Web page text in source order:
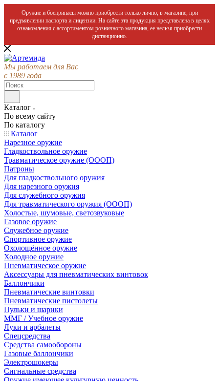
Оружие и боеприпасы можно приобрести только лично, в магазине, при
предъявлении паспорта и лицензии. На сайте эта продукция представлена в целях
ознакомления с ассортиментом розничного магазина, ее нельзя приобрести
дистанционно.
Мы работаем для Вас
с 1989 года
Каталог
По всему сайту
По каталогу
Каталог
Нарезное оружие
Гладкоствольное оружие
Травматическое оружие (ОООП)
Патроны
Для гладкоствольного оружия
Для нарезного оружия
Для служебного оружия
Для травматического оружия (ОООП)
Холостые, шумовые, светозвуковые
Газовое оружие
Служебное оружие
Спортивное оружие
Охолощённое оружие
Холодное оружие
Пневматическое оружие
Аксессуары для пневматических винтовок
Баллончики
Пневматические винтовки
Пневматические пистолеты
Пульки и шарики
ММГ / Учебное оружие
Луки и арбалеты
Спецсредства
Средства самообороны
Газовые баллончики
Электрошокеры
Сигнальные средства